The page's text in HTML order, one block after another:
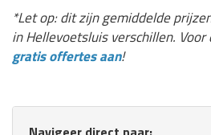
*Let op: dit zijn gemiddelde
in Hellevoetsluis verschillen. Voor
gratis offertes aan!